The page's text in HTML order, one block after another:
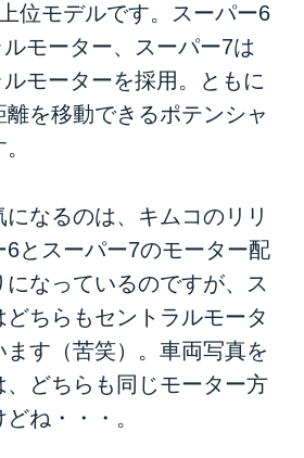
位モデルです。スーパー6
モーター、スーパー7は
モーターを採用。ともに
を移動できるポテンシャ
になるのは、キムコのリリ
6とスーパー7のモーター配
なっているのですが、ス
ちらもセントラルモータ
す（苦笑）。車両写真を
、どちらも同じモーター方
ね・・・。